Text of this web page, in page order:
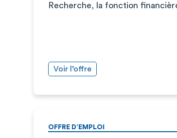
Recherche, la fonction
Voir l’offre
OFFRE D’EMPLOI